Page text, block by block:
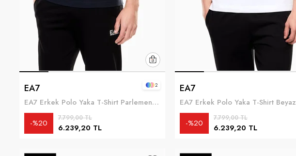
EA7
EA7 Erkek Polo Yaka T-Shirt Parlement Mavi
6.239,20 TL
7.799,00 TL
%20
2 EA7
EA7 Erkek Polo Yaka T-Shirt Beyaz
6.239,20 TL
7.799,00 TL
%20